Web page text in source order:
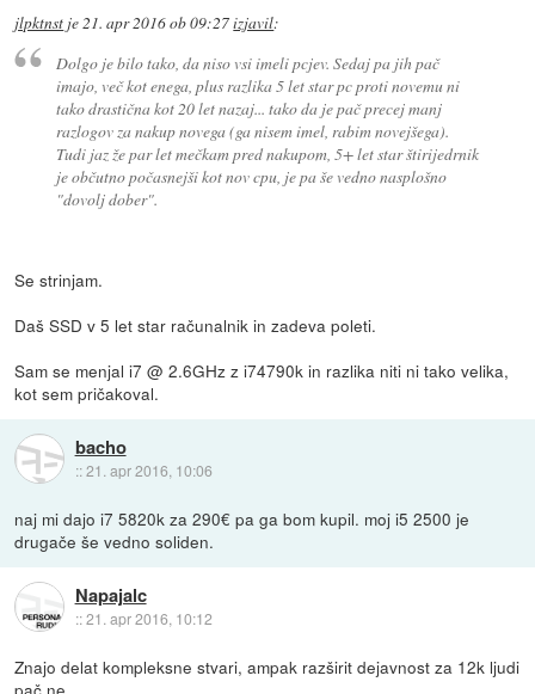
jlpktnst je21. apr 2016 ob 09:27izjavil:
Dolgo je bilo tako, da niso vsi imeli pcjev. Sedaj pa jih pač
imajo, več kot enega, plus razlika 5 let star pc proti novemu ni
tako drastična kot 20 let nazaj... tako da je pač precej manj
razlogov za nakup novega (ga nisem imel, rabim novejšega).
Tudi jaz že par let mečkam pred nakupom, 5+ let star štirijedrnik
je občutno počasnejši kot nov cpu, je pa še vedno nasplošno
"dovolj dober".
Se strinjam.
Daš SSD v 5 let star računalnik in zadeva poleti.
Sam se menjal i7 @ 2.6GHz z i74790k in razlika niti ni tako velika,
kot sem pričakoval.
bacho
::21. apr 2016, 10:06
naj mi dajo i7 5820k za 290€ pa ga bom kupil. moj i5 2500 je
drugače še vedno soliden.
Napajalc
::21. apr 2016, 10:12
Znajo delat kompleksne stvari, ampak razširit dejavnost za 12k ljudi
pač ne.